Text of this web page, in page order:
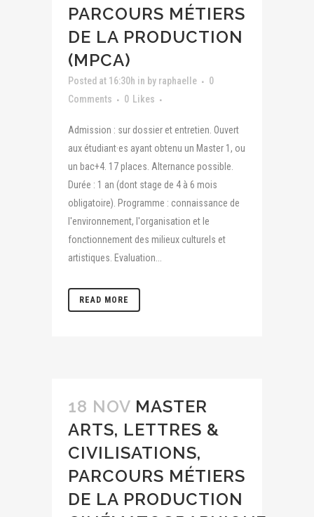
PARCOURS MÉTIERS
DE LA PRODUCTION
(MPCA)
Posted at 16:30h in by raphaelle
0
Comments
0 Likes
Admission : sur dossier et entretien. Ouvert
aux étudiant·es ayant obtenu un Master 1, ou
un bac+4. 17 places. Alternance possible.
Durée : 1 an (dont stage de 4 à 6 mois
obligatoire). Programme : connaissance de
l'environnement, l'organisation et le
fonctionnement des milieux culturels et
artistiques. Evaluation...
READ MORE
18 NOV MASTER
ARTS, LETTRES &
CIVILISATIONS,
PARCOURS MÉTIERS
DE LA PRODUCTION